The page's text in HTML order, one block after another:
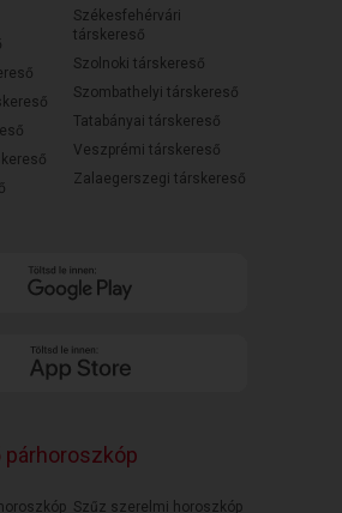
Székesfehérvári
társkereső
Szolnoki társkereső
Szombathelyi társkereső
Tatabányai társkereső
Veszprémi társkereső
Zalaegerszegi társkereső
párhoroszkóp
Szűz szerelmi horoszkóp